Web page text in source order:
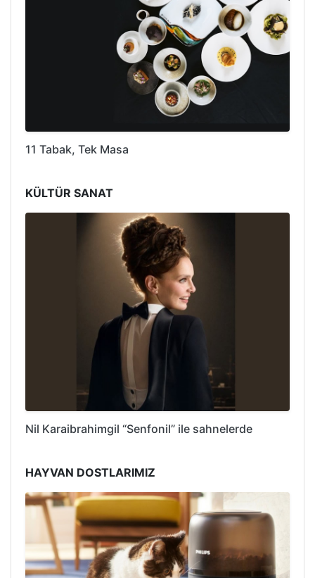
11 Tabak, Tek Masa
KÜLTÜR SANAT
Nil Karaibrahimgil “Senfonil” ile sahnelerde
HAYVAN DOSTLARIMIZ